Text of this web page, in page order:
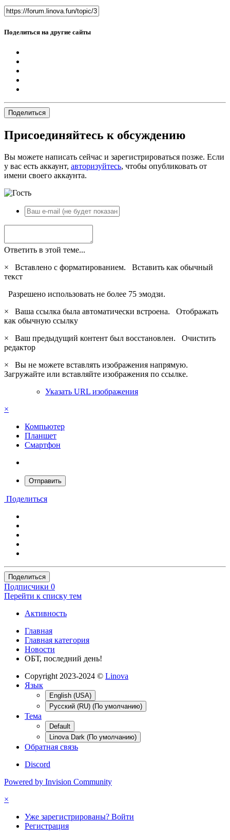
Поделиться на другие сайты
Поделиться
Присоединяйтесь к обсуждению
Вы можете написать сейчас и зарегистрироваться позже. Если
у вас есть аккаунт, авторизуйтесь, чтобы опубликовать от
имени своего аккаунта.
Ответить в этой теме...
×
Вставлено с форматированием. Вставить как обычный
текст
Разрешено использовать не более 75 эмодзи.
×
Ваша ссылка была автоматически встроена. Отображать
как обычную ссылку
×
Ваш предыдущий контент был восстановлен. Очистить
редактор
×
Вы не можете вставлять изображения напрямую.
Загружайте или вставляйте изображения по ссылке.
Указать URL изображения
×
Компьютер
Планшет
Смартфон
Отправить
Поделиться
Поделиться
Подписчики 0
Перейти к списку тем
Активность
Главная
Главная категория
Новости
ОБТ, последний день!
Copyright 2023-2024 © Linova
Язык
English (USA)
Русский (RU) (По умолчанию)
Тема
Default
Linova Dark (По умолчанию)
Обратная связь
Discord
Powered by Invision Community
×
Уже зарегистрированы? Войти
Регистрация